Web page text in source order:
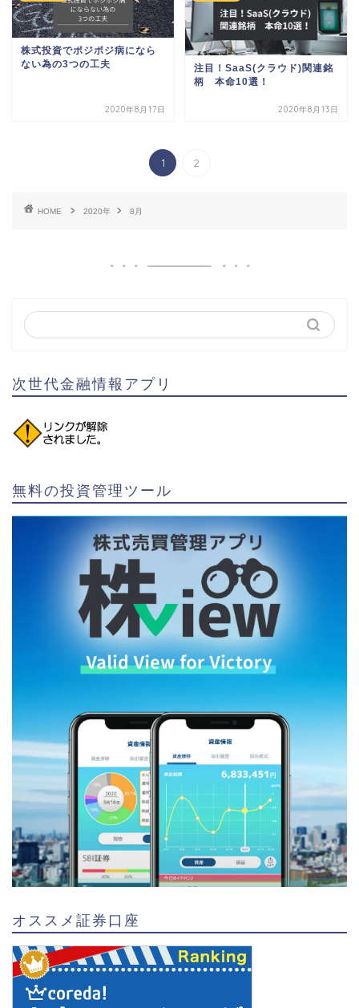
株式投資でポジポジ病になら
ない為の3つの工夫
2020年8月17日
注目！SaaS(クラウド)関連銘
柄 本命10選！
2020年8月13日
1 2
HOME 2020年 8月
次世代金融情報アプリ
無料の投資管理ツール
オススメ証券口座